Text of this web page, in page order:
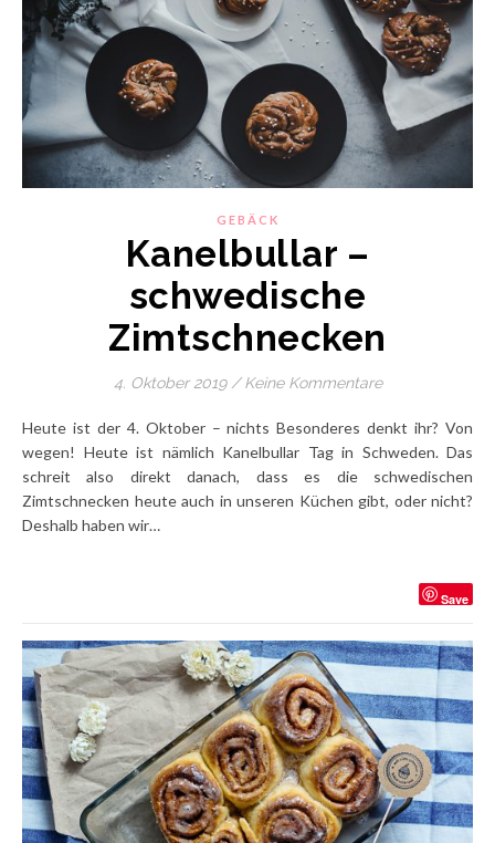
GEBÄCK
Kanelbullar –
schwedische
Zimtschnecken
4. Oktober 2019 / Keine Kommentare
Heute ist der 4. Oktober – nichts Besonderes denkt ihr? Von
wegen! Heute ist nämlich Kanelbullar Tag in Schweden. Das
schreit also direkt danach, dass es die schwedischen
Zimtschnecken heute auch in unseren Küchen gibt, oder nicht?
Deshalb haben wir…
Save